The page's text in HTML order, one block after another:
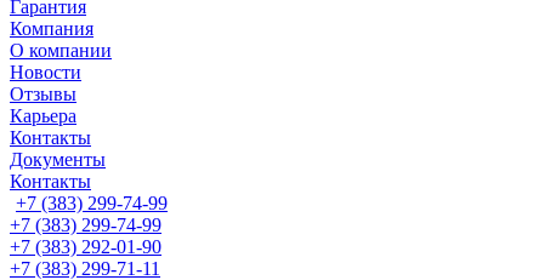
Гарантия
Компания
О компании
Новости
Отзывы
Карьера
Контакты
Документы
Контакты
+7 (383) 299-74-99
+7 (383) 299-74-99
+7 (383) 292-01-90
+7 (383) 299-71-11